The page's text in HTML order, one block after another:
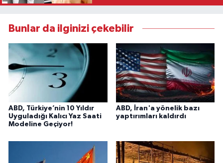
Bunlar da ilginizi çekebilir
ABD, Türkiye’nin 10 Yıldır
Uyguladığı Kalıcı Yaz Saati
Modeline Geçiyor!
ABD, İran'a yönelik bazı
yaptırımları kaldırdı